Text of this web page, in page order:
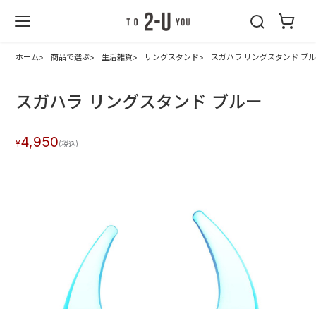
ホーム 商品で選ぶ 生活雑貨 リングスタンド スガハラ リングスタンド ブ
スガハラ リングスタンド ブルー
4,950